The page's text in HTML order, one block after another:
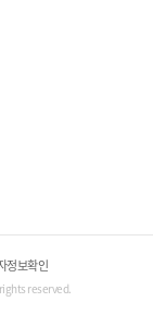
정보확인
reserved.